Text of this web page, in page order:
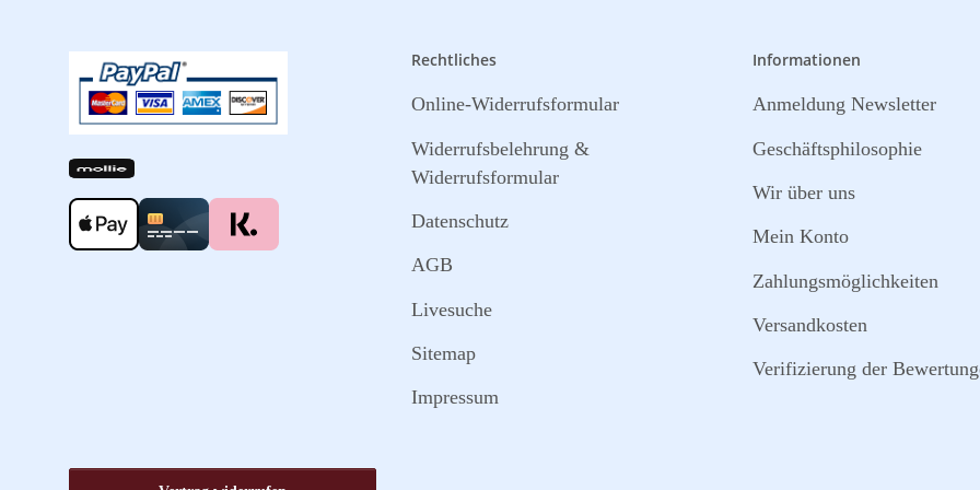
Rechtliches
Online-Widerrufsformular
Widerrufsbelehrung &
Widerrufsformular
Datenschutz
AGB
Livesuche
Sitemap
Impressum
Informationen
Anmeldung Newsletter
Geschäftsphilosophie
Wir über uns
Mein Konto
Zahlungsmöglichkeiten
Versandkosten
Verifizierung der